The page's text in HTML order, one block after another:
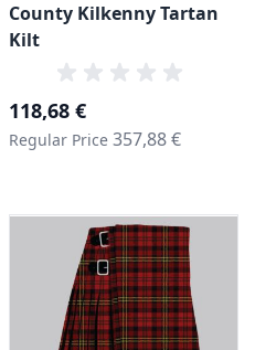
County Kilkenny Tartan
Kilt
Special Price
118,68 €
Regular Price 357,88 €